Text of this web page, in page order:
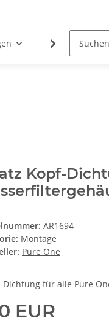
Messtechnik
Kopf-
AR1694
Montage
Pure One
Dichtung für alle Pure
EUR